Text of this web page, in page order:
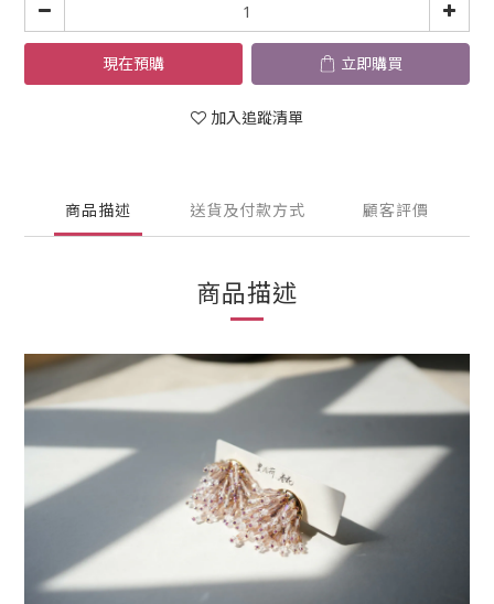
現在預購 立即購買
加入追蹤清單
商品描述 送貨及付款方式 顧客評價
商品描述